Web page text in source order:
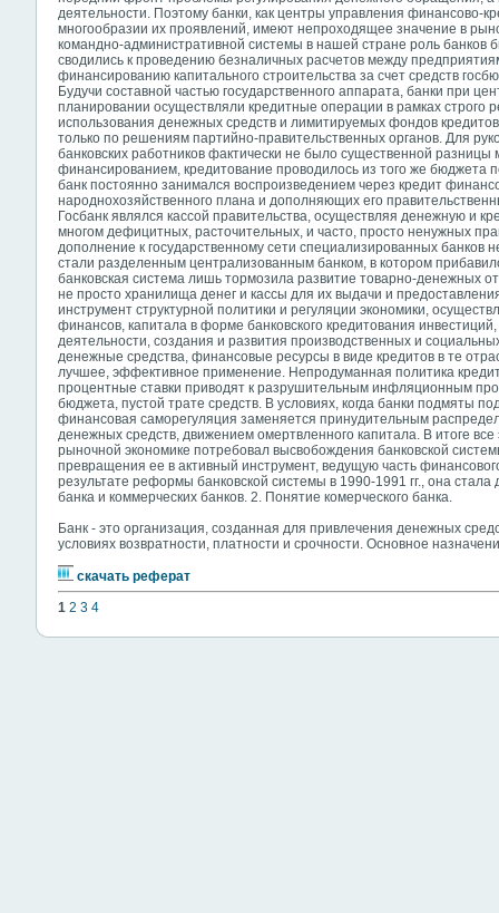
деятельности. Поэтому банки, как центры управления финансово-
многообразии их проявлений, имеют непроходящее значение в
командно-административной системы в нашей стране роль банков
сводились к проведению безналичных расчетов между
финансированию капитального строительства за счет средств
Будучи составной частью государственного аппарата, банки при
планировании осуществляли кредитные операции в рамках строго
использования денежных средств и лимитируемых фондов
только по решениям партийно-правительственных органов. Для
банковских работников фактически не было существенной
финансированием, кредитование проводилось из того же бюджета
банк постоянно занимался воспроизведением через кредит
народнохозяйственного плана и дополняющих его
Госбанк являлся кассой правительства, осуществляя денежную и
многом дефицитных, расточительных, и часто, просто ненужных
дополнение к государственному сети специализированных банков
стали разделенным централизованным банком, в котором
банковская система лишь тормозила развитие товарно-денежных
не просто хранилища денег и кассы для их выдачи и
инструмент структурной политики и регуляции экономики,
финансов, капитала в форме банковского кредитования
деятельности, создания и развития производственных и
денежные средства, финансовые ресурсы в виде кредитов в те
лучшее, эффективное применение. Непродуманная политика
процентные ставки приводят к разрушительным инфляционным
бюджета, пустой трате средств. В условиях, когда банки подмяты
финансовая саморегуляция заменяется принудительным
денежных средств, движением омертвленного капитала. В итоге
рыночной экономике потребовал высвобождения банковской
превращения ее в активный инструмент, ведущую часть
результате реформы банковской системы в 1990-1991 гг., она
банка и коммерческих банков. 2. Понятие комерческого банка.
Банк - это организация, созданная для привлечения денежных
условиях возвратности, платности и срочности. Основное
скачать реферат
1 2 3 4